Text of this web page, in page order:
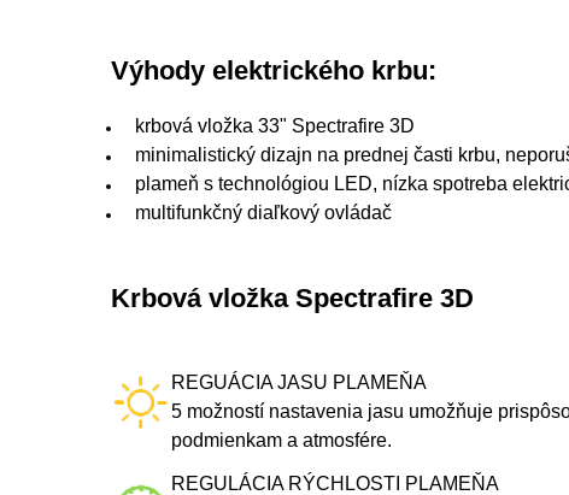
Výhody elektrického krbu:
krbová vložka 33" Spectrafire 3D
minimalistický dizajn na prednej časti krbu,
plameň s technológiou LED, nízka spotreba
multifunkčný diaľkový ovládač
Krbová vložka Spectrafire 3D
REGUÁCIA JASU PLAMEŇA
5 možností nastavenia jasu umožňuje
podmienkam a atmosfére.
REGULÁCIA RÝCHLOSTI PLAMEŇA